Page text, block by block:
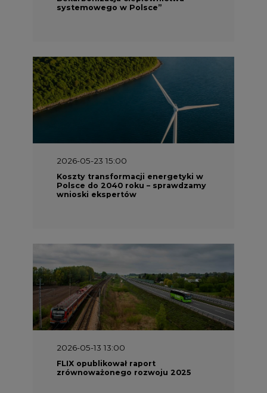
systemowego w Polsce”
2026-05-23 15:00
Koszty transformacji energetyki w
Polsce do 2040 roku – sprawdzamy
wnioski ekspertów
2026-05-13 13:00
FLIX opublikował raport
zrównoważonego rozwoju 2025